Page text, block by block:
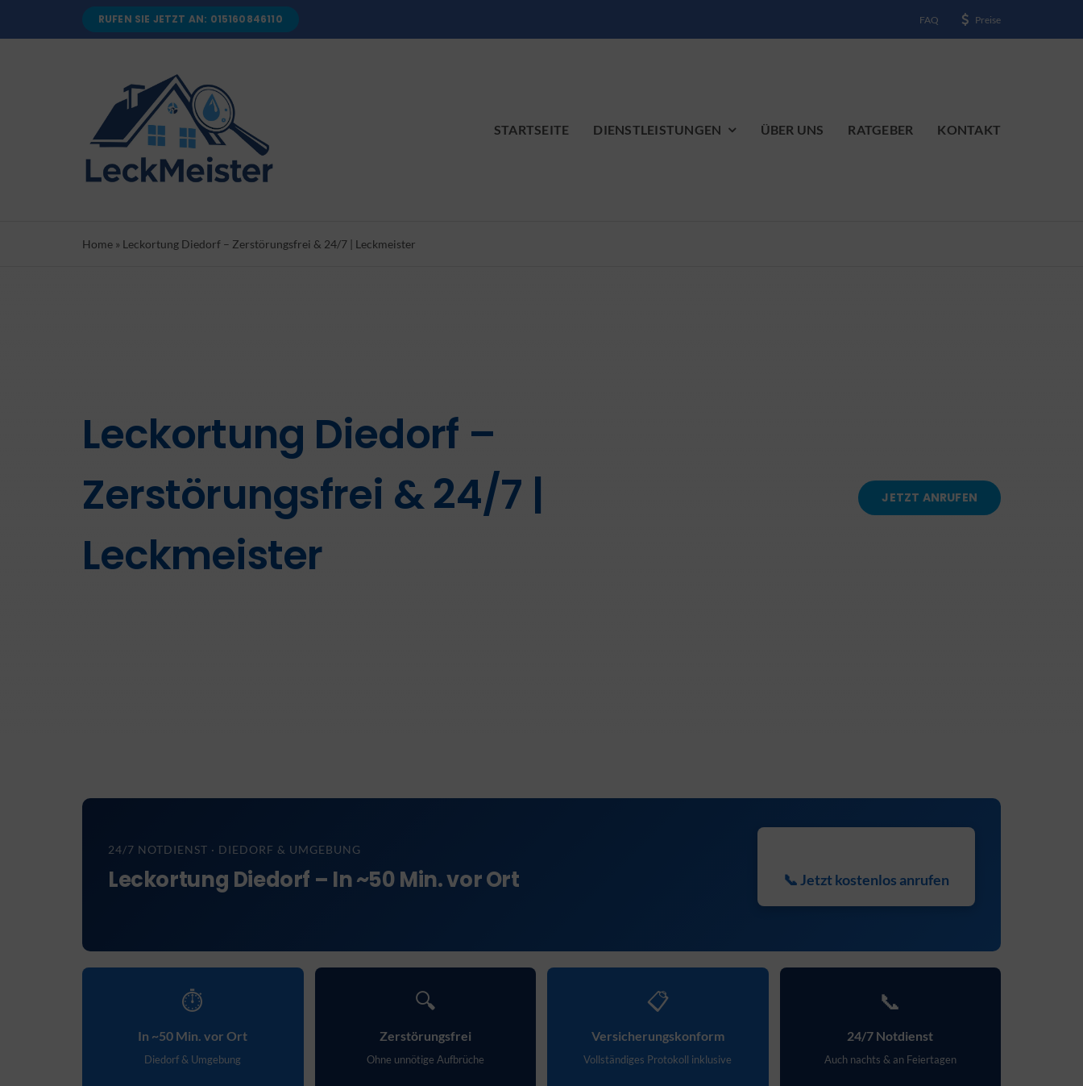
RUFEN SIE JETZT AN: 015160846110 FAQ Preise
STARTSEITE DIENSTLEISTUNGEN ÜBER UNS RATGEBER KONTAKT
Home » Leckortung Diedorf – Zerstörungsfrei & 24/7 | Leckmeister
Leckortung Diedorf –
Zerstörungsfrei & 24/7 |
Leckmeister
JETZT ANRUFEN
24/7 NOTDIENST · DIEDORF & UMGEBUNG
Leckortung Diedorf – In ~50 Min. vor Ort 📞 Jetzt kostenlos anrufen
⏱
In ~50 Min. vor Ort
Diedorf & Umgebung
🔍
Zerstörungsfrei
Ohne unnötige Aufbrüche
📋
Versicherungskonform
Vollständiges Protokoll inklusive
📞
24/7 Notdienst
Auch nachts & an Feiertagen